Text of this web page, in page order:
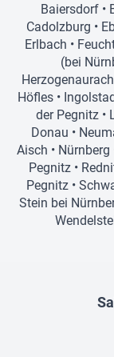
Baiersdorf•
Cadolzburg •
Erlbach •
(bei
Herzogenaurach
Höfles •
der Pegnitz•
Donau •
Aisch • Nürnberg
Pegnitz•
Pegnitz •
Stein bei